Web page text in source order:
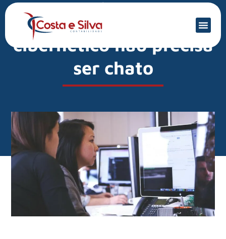
Mercado Financeiro
Treinamento
cibernético não precisa
ser chato